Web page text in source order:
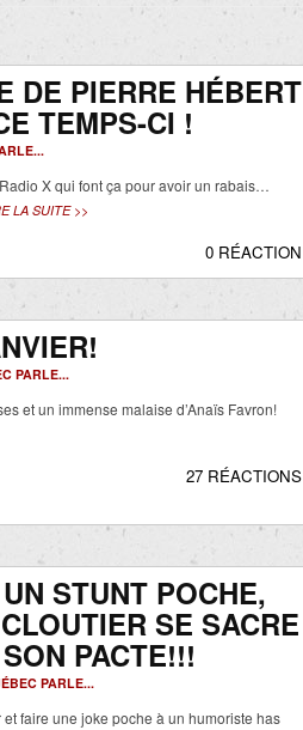
DE PIERRE HÉBERT
TEMPS-CI !
X qui font ça pour avoir un rabais…
LA SUITE >>
0 RÉACTION
PARLE...
et un immense malaise d’Anaïs Favron!
27 RÉACTIONS
STUNT POCHE,
SE SACRE
PACTE!!!
PARLE...
faire une joke poche à un humoriste has